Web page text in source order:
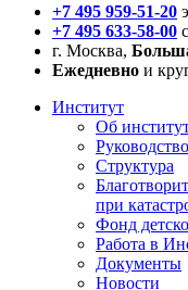
+7 495 959-51-20
+7 495 633-58-00
г. Москва,
Ежедневно и
Институт
Об
Руководство
Структура
при
Фонд
Работа в
Документы
Новости